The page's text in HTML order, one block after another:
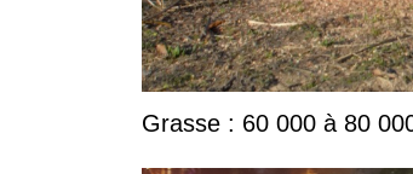
Grasse : 60 000 à 80